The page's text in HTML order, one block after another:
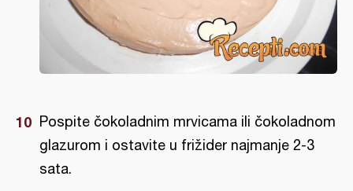
Pospite čokoladnim mrvicama ili čokoladnom
glazurom i ostavite u frižider najmanje 2-3
sata.